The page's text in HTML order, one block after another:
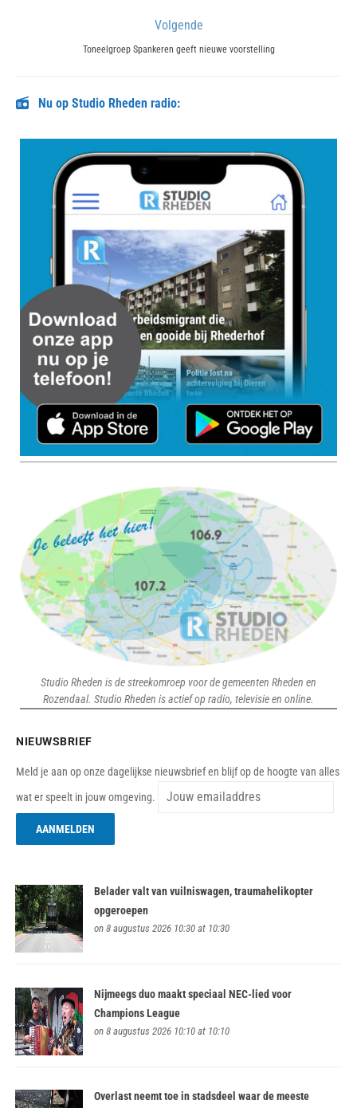
Volgende
Next
Toneelgroep Spankeren geeft nieuwe voorstelling
Nu op Studio Rheden radio:
Studio Rheden is de streekomroep voor de gemeenten Rheden en
Rozendaal. Studio Rheden is actief op radio, televisie en online.
NIEUWSBRIEF
Meld je aan op onze dagelijkse nieuwsbrief en blijf op de hoogte van alles
wat er speelt in jouw omgeving.
Belader valt van vuilniswagen, traumahelikopter
opgeroepen
on 8 augustus 2026 10:30 at 10:30
Nijmeegs duo maakt speciaal NEC-lied voor
Champions League
on 8 augustus 2026 10:10 at 10:10
Overlast neemt toe in stadsdeel waar de meeste